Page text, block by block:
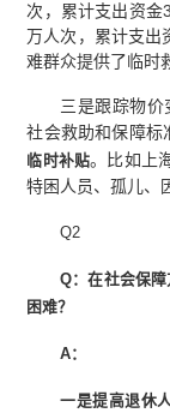
次，累计支出资金
万人次，累计支出
难群众提供了临时
三是跟踪物价
社会救助和保障标
临时补贴。比如上
特困人员、孤儿、
Q2
Q：在社会保
困难？
A：
一是提高退休